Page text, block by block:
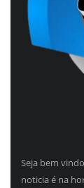
Seja bem
noticia é na